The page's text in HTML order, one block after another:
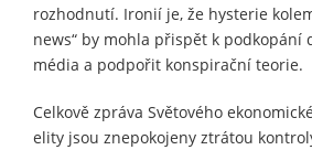
rozhodnutí. Ironií je, že hysterie
news“ by mohla přispět k podkopání
média a podpořit konspirační teorie.
Celkově zpráva Světového
elity jsou znepokojeny ztrátou